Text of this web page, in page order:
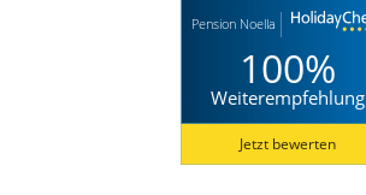
Pension Noella
100%
Weiterempfehlung
Jetzt bewerten